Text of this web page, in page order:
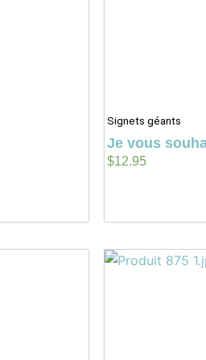
Signets géants
Je vous
$12.95